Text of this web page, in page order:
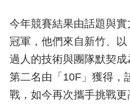
今年競賽結果由話題與
冠軍，他們來自新竹、
過人的技術與團隊默契成
第二名由「10F」獲得，
戰，如今再次攜手挑戰